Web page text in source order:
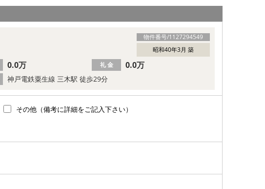
物件番号/1127294549
昭和40年3月 築
神戸電鉄粟生線 三木駅 徒歩29分
0.0万 礼 金 0.0万
その他（備考に詳細をご記入下さい）